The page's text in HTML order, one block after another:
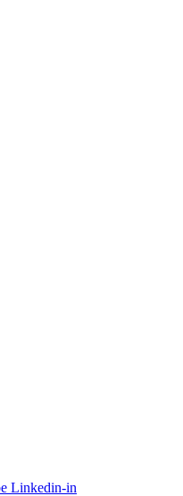
Linkedin-in